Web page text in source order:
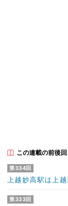
この連載の前後回
第334回
上越妙高駅は上
第333回